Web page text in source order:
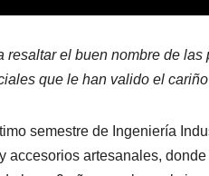
el buen nombre de las
que le han valido el
semestre de Ingeniería
artesanales,